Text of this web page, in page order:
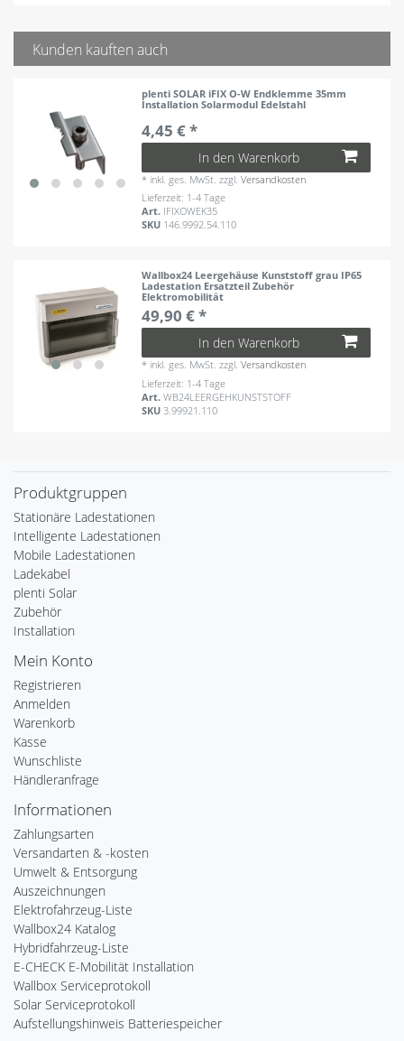
Kunden kauften auch
plenti SOLAR iFIX O-W Endklemme 35mm
Installation Solarmodul Edelstahl
4,45 € *
In den Warenkorb
* inkl. ges. MwSt. zzgl.Versandkosten
Lieferzeit: 1-4 Tage
Art. IFIXOWEK35
SKU 146.9992.54.110
Wallbox24 Leergehäuse Kunststoff grau IP65
Ladestation Ersatzteil Zubehör
Elektromobilität
49,90 € *
In den Warenkorb
* inkl. ges. MwSt. zzgl.Versandkosten
Lieferzeit: 1-4 Tage
Art.WB24LEERGEHKUNSTSTOFF
SKU 3.99921.110
Produktgruppen
Stationäre Ladestationen
Intelligente Ladestationen
Mobile Ladestationen
Ladekabel
plenti Solar
Zubehör
Installation
Mein Konto
Registrieren
Anmelden
Warenkorb
Kasse
Wunschliste
Händleranfrage
Informationen
Zahlungsarten
Versandarten & -kosten
Umwelt & Entsorgung
Auszeichnungen
Elektrofahrzeug-Liste
Wallbox24 Katalog
Hybridfahrzeug-Liste
E-CHECK E-Mobilität Installation
Wallbox Serviceprotokoll
Solar Serviceprotokoll
Aufstellungshinweis Batteriespeicher